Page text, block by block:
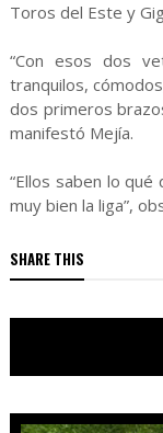
Toros del Este y
“Con esos dos
tranquilos,
dos primeros
manifestó Mejía.
“Ellos saben lo
muy bien la liga”,
SHARE THIS